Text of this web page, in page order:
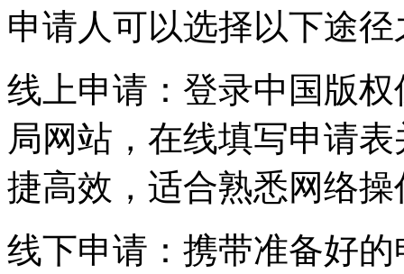
申请人可以选择以下途
线上申请‌：登录中国版
局网站，在线填写申请
捷高效，适合熟悉网络
线下申请‌：携带准备好